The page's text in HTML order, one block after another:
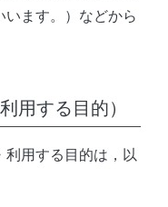
います。）などから
用する目的）
利用する目的は，以